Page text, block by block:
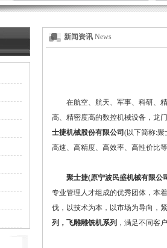
新闻资讯 News
在航空、航天、军事、科研、精
高、精密度高的数控机械设备，龙
士捷机械股份有限公司 (以下简称:聚
高速、高精度、高效率、高性价比
聚士捷(原宁波民盛机械有限公
专业管理人才组成的优秀团体，本
伐，以技术为本，以市场为导向，
列，飞雕雕铣机系列 ，满足不同客